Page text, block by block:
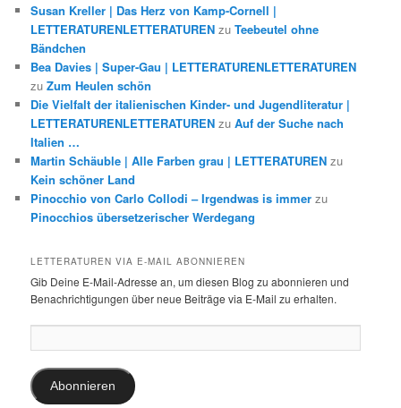
Susan Kreller | Das Herz von Kamp-Cornell |
LETTERATURENLETTERATUREN zuTeebeutel ohne
Bändchen
Bea Davies | Super-Gau | LETTERATURENLETTERATUREN
zuZum Heulen schön
Die Vielfalt der italienischen Kinder- und Jugendliteratur |
LETTERATURENLETTERATUREN zuAuf der Suche nach
Italien …
Martin Schäuble | Alle Farben grau | LETTERATUREN zu
Kein schöner Land
Pinocchio von Carlo Collodi – Irgendwas is immer zu
Pinocchios übersetzerischer Werdegang
LETTERATUREN VIA E-MAIL ABONNIEREN
Gib Deine E-Mail-Adresse an, um diesen Blog zu abonnieren und
Benachrichtigungen über neue Beiträge via E-Mail zu erhalten.
Mail-
Adresse:
Abonnieren